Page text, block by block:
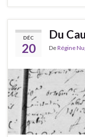
DÉC
20
Du
DeRégine